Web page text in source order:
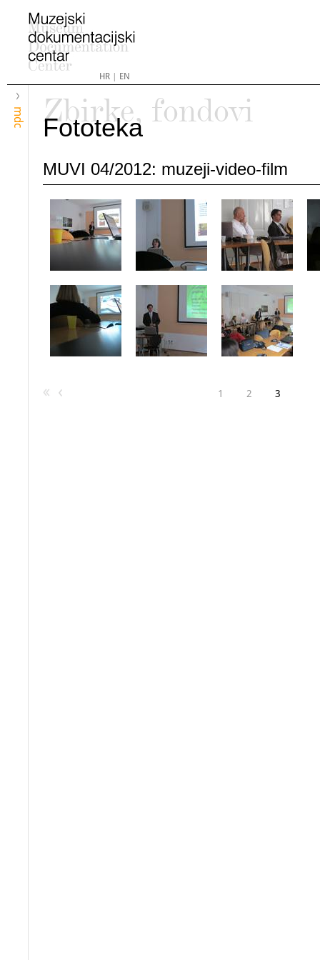
HR| EN
mdc
Zbirke, fondovi
Fototeka
MUVI 04/2012: muzeji-video-film
1 2 3